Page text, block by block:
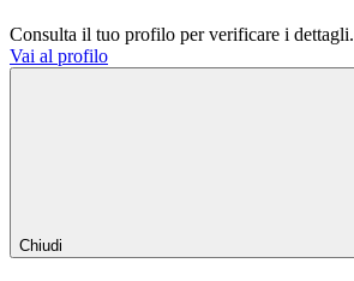
Consulta il tuo profilo per verificare i dettagli.
Vai al profilo
Chiudi